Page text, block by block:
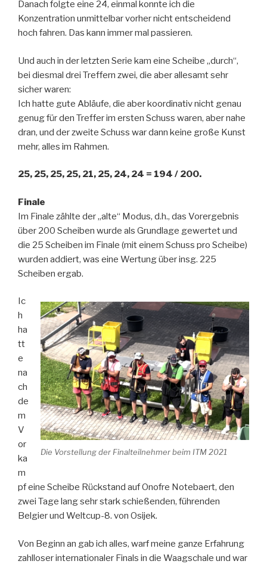
Danach folgte eine 24, einmal konnte ich die
Konzentration unmittelbar vorher nicht entscheidend
hoch fahren. Das kann immer mal passieren.
Und auch in der letzten Serie kam eine Scheibe „durch“,
bei diesmal drei Treffern zwei, die aber allesamt sehr
sicher waren:
Ich hatte gute Abläufe, die aber koordinativ nicht genau
genug für den Treffer im ersten Schuss waren, aber nahe
dran, und der zweite Schuss war dann keine große Kunst
mehr, alles im Rahmen.
25, 25, 25, 25, 21, 25, 24, 24 = 194 / 200.
Finale
Im Finale zählte der „alte“ Modus, d.h., das Vorergebnis
über 200 Scheiben wurde als Grundlage gewertet und
die 25 Scheiben im Finale (mit einem Schuss pro Scheibe)
wurden addiert, was eine Wertung über insg. 225
Scheiben ergab.
Die Vorstellung der Finalteilnehmer beim ITM 2021
Ic
h
ha
tt
e
na
ch
de
m
V
or
ka
m
pf eine Scheibe Rückstand auf Onofre Notebaert, den
zwei Tage lang sehr stark schießenden, führenden
Belgier und Weltcup-8. von Osijek.
Von Beginn an gab ich alles, warf meine ganze Erfahrung
zahlloser internationaler Finals in die Waagschale und war